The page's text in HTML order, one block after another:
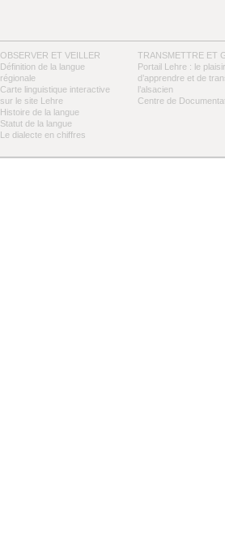
OBSERVER ET VEILLER
Définition de la langue
régionale
Carte linguistique interactive
sur le site Lehre
Histoire de la langue
Statut de la langue
Le dialecte en chiffres
TRANSMETTRE ET
Portail Lehre : le plaisir
d’apprendre et de
l’alsacien
Centre de